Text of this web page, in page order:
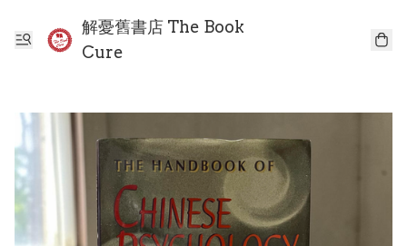
解憂舊書店 The Book
Cure